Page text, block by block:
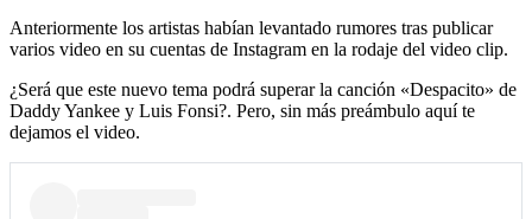
Anteriormente los artistas habían levantado rumores tras publicar
varios video en su cuentas de Instagram en la rodaje del video clip.
¿Será que este nuevo tema podrá superar la canción «Despacito» de
Daddy Yankee y Luis Fonsi?. Pero, sin más preámbulo aquí te
dejamos el video.